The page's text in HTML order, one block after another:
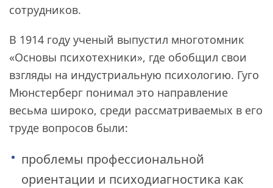
сотрудников.
В 1914 году ученый выпустил многотомник
«Основы психотехники», где обобщил свои
взгляды на индустриальную психологию. Гуго
Мюнстерберг понимал это направление
весьма широко, среди рассматриваемых в его
труде вопросов были:
проблемы профессиональной
ориентации и психодиагностика как